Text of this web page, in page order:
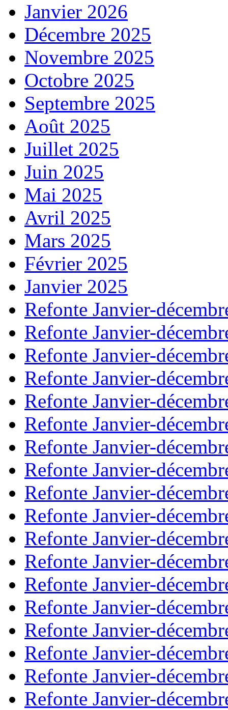
Janvier 2026
Décembre 2025
Novembre 2025
Octobre 2025
Septembre 2025
Août 2025
Juillet 2025
Juin 2025
Mai 2025
Avril 2025
Mars 2025
Février 2025
Janvier 2025
Refonte Janvier-
Refonte Janvier-
Refonte Janvier-
Refonte Janvier-
Refonte Janvier-
Refonte Janvier-
Refonte Janvier-
Refonte Janvier-
Refonte Janvier-
Refonte Janvier-
Refonte Janvier-
Refonte Janvier-
Refonte Janvier-
Refonte Janvier-
Refonte Janvier-
Refonte Janvier-
Refonte Janvier-
Refonte Janvier-